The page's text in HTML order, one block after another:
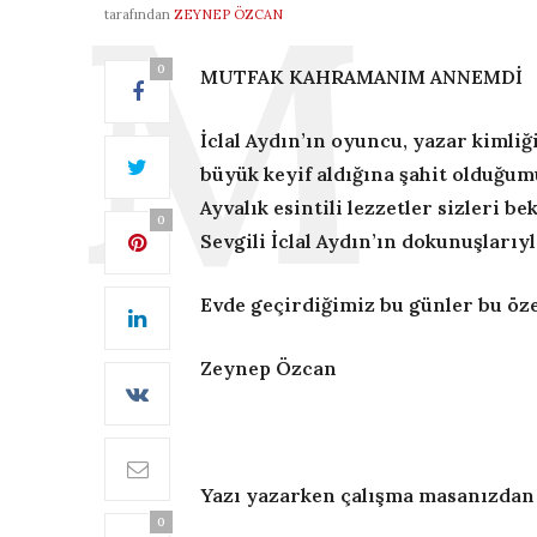
tarafından ZEYNEP ÖZCAN
0
0
0
MUTFAK KAHRAMANIM ANNEMDİ
İclal Aydın’ın oyuncu, yazar
büyük keyif aldığına şahit
Ayvalık esintili lezzetler sizleri
Sevgili İclal Aydın’ın
Evde geçirdiğimiz bu günler bu
Zeynep Özcan
Yazı yazarken çalışma